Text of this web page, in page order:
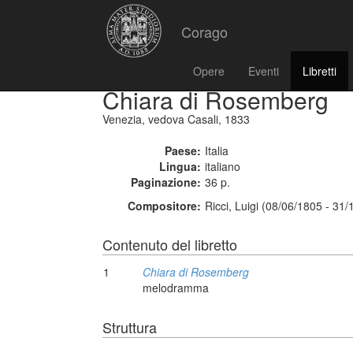
Corago
Opere Eventi Libretti
Chiara di Rosemberg
Venezia, vedova Casali, 1833
Paese: Italia
Lingua: italiano
Paginazione: 36 p.
Compositore: Ricci, Luigi (08/06/1805 - 31/
Contenuto del libretto
1
Chiara di Rosemberg
melodramma
Struttura